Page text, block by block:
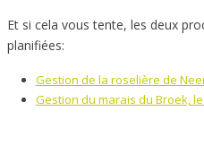
Et si cela vous tente, les deux
planifiées:
Gestion de la roselière de
Gestion du marais du Broek,